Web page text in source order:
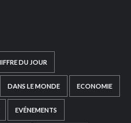
DU JOUR
DANS LE MONDE ECONOMIE
EVÉNEMENTS